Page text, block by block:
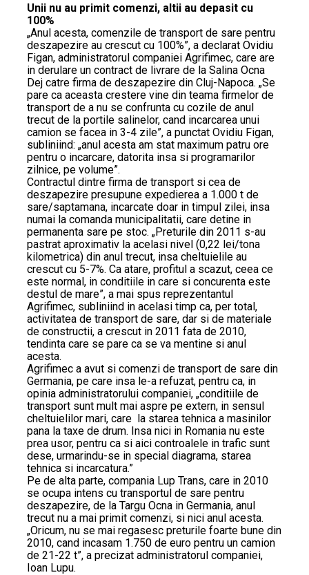
Unii nu au primit comenzi, altii au depasit cu
100%
„Anul acesta, comenzile de transport de sare pentru
deszapezire au crescut cu 100%”, a declarat Ovidiu
Figan, administratorul companiei Agrifimec, care are
in derulare un contract de livrare de la Salina Ocna
Dej catre firma de deszapezire din Cluj-Napoca. „Se
pare ca aceasta crestere vine din teama firmelor de
transport de a nu se confrunta cu cozile de anul
trecut de la portile salinelor, cand incarcarea unui
camion se facea in 3-4 zile”, a punctat Ovidiu Figan,
subliniind: „anul acesta am stat maximum patru ore
pentru o incarcare, datorita insa si programarilor
zilnice, pe volume”.
Contractul dintre firma de transport si cea de
deszapezire presupune expedierea a 1.000 t de
sare/saptamana, incarcate doar in timpul zilei, insa
numai la comanda municipalitatii, care detine in
permanenta sare pe stoc. „Preturile din 2011 s-au
pastrat aproximativ la acelasi nivel (0,22 lei/tona
kilometrica) din anul trecut, insa cheltuielile au
crescut cu 5-7%. Ca atare, profitul a scazut, ceea ce
este normal, in conditiile in care si concurenta este
destul de mare”, a mai spus reprezentantul
Agrifimec, subliniind in acelasi timp ca, per total,
activitatea de transport de sare, dar si de materiale
de constructii, a crescut in 2011 fata de 2010,
tendinta care se pare ca se va mentine si anul
acesta.
Agrifimec a avut si comenzi de transport de sare din
Germania, pe care insa le-a refuzat, pentru ca, in
opinia administratorului companiei, „conditiile de
transport sunt mult mai aspre pe extern, in sensul
cheltuielilor mari, care la starea tehnica a masinilor
pana la taxe de drum. Insa nici in Romania nu este
prea usor, pentru ca si aici controalele in trafic sunt
dese, urmarindu-se in special diagrama, starea
tehnica si incarcatura.”
Pe de alta parte, compania Lup Trans, care in 2010
se ocupa intens cu transportul de sare pentru
deszapezire, de la Targu Ocna in Germania, anul
trecut nu a mai primit comenzi, si nici anul acesta.
„Oricum, nu se mai regasesc preturile foarte bune din
2010, cand incasam 1.750 de euro pentru un camion
de 21-22 t”, a precizat administratorul companiei,
Ioan Lupu.